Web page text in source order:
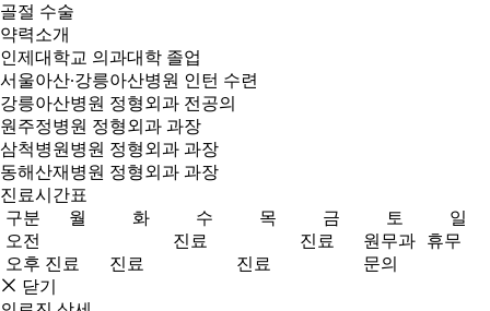
골절 수술
약력소개
인제대학교 의과대학 졸업
서울아산∙강릉아산병원 인턴 수련
강릉아산병원 정형외과 전공의
원주정병원 정형외과 과장
삼척병원병원 정형외과 과장
동해산재병원 정형외과 과장
진료시간표
구분
월 화 수 목 금 토
일
오전
진료 진료
원무과
문의
휴무
오후 진료 진료
진료
닫기